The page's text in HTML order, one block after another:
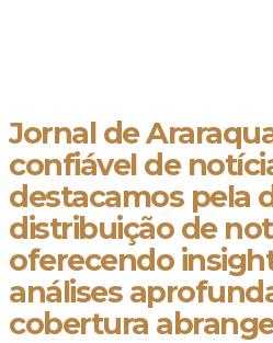
Jornal de
confiável de
destacamos pela
distribuição de
oferecendo
análises
cobertura